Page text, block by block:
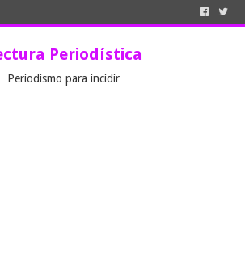
Periodística
Periodismo para incidir